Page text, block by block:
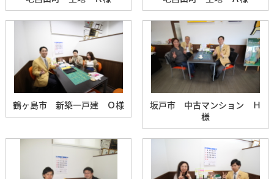
鶴ヶ島市 新築一戸建 Ｏ様
坂戸市 中古マンション Ｈ
様